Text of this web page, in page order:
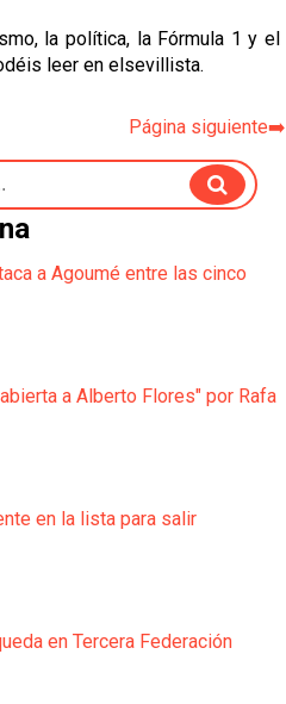
la política, la Fórmula 1 y el
leer en elsevillista.
Página siguiente➡️
a Agoumé entre las cinco
a Alberto Flores" por Rafa
en la lista para salir
en Tercera Federación